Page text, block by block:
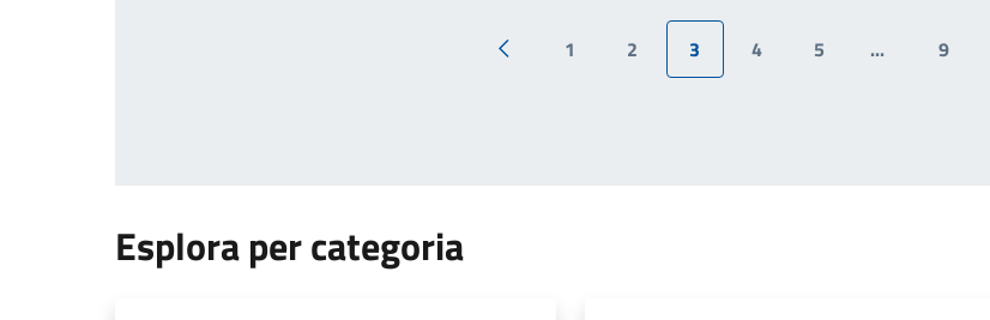
Pagina precedente
1 2 3 4 5 ... 9
Esplora per categoria